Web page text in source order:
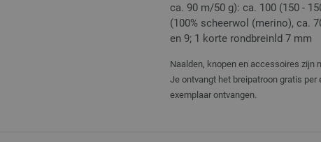
ca. 90 m/50 g): ca. 100 (150 -
(100% scheerwol (merino), ca.
en 9; 1 korte rondbreinld 7 mm
Naalden, knopen en accessoires zijn
Je ontvangt het breipatroon gratis
exemplaar ontvangen.